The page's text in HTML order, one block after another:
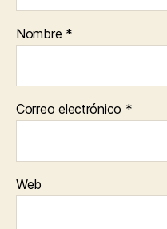
Nombre *
Correo electrónico *
Web